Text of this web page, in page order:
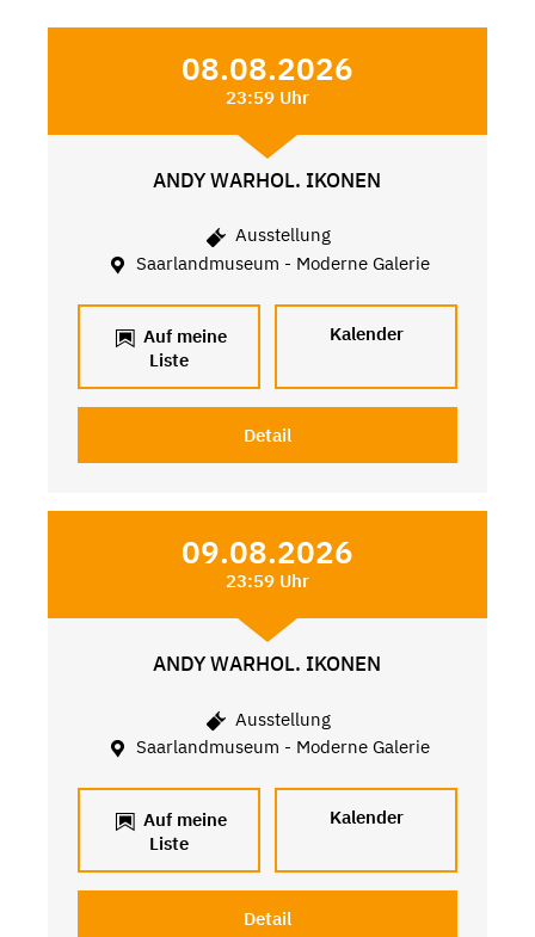
08.08.2026
23:59 Uhr
ANDY WARHOL. IKONEN
Ausstellung
Saarlandmuseum - Moderne Galerie
Auf meine
Liste
Kalender
Detail
09.08.2026
23:59 Uhr
ANDY WARHOL. IKONEN
Ausstellung
Saarlandmuseum - Moderne Galerie
Auf meine
Liste
Kalender
Detail